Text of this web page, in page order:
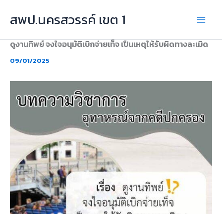
สพป.นครสวรรค์ เขต 1
ดูงานทิพย์ จงใจอนุมัติเบิกจ่ายเท็จ เป็นเหตุให้รับผิดทางละเมิด
09/01/2025